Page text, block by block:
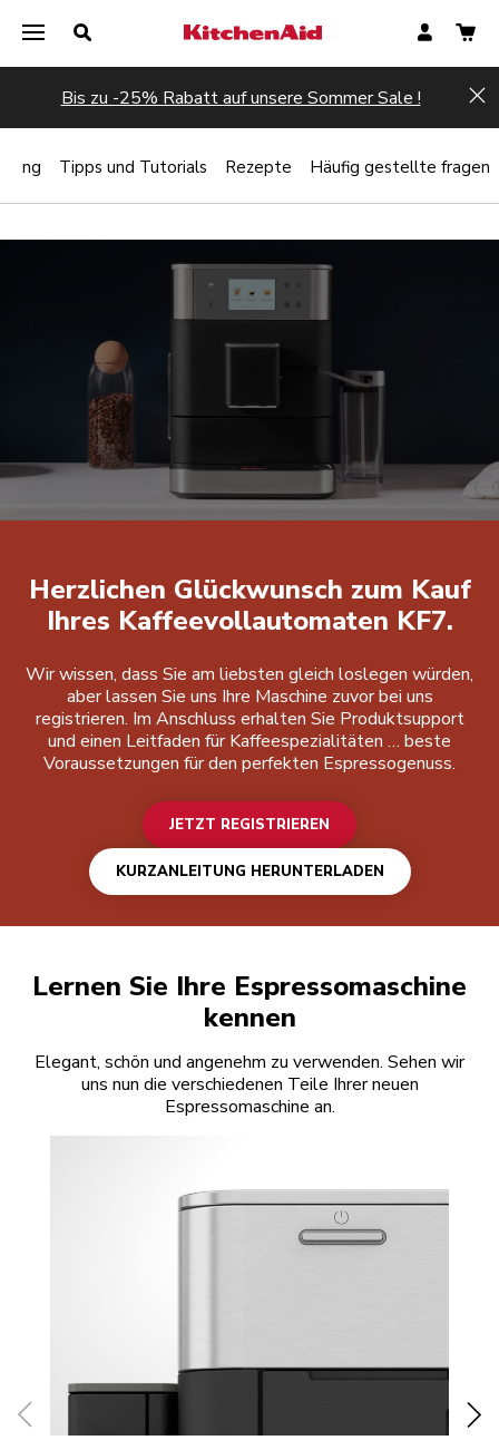
Bis zu -25% Rabatt auf unsere Sommer Sale !
Jetzt registrieren
Herzlichen Glückwunsch zum Kauf
Ihres Kaffeevollautomaten KF7.
Wir wissen, dass Sie am liebsten gleich loslegen würden,
aber lassen Sie uns Ihre Maschine zuvor bei uns
registrieren. Im Anschluss erhalten Sie Produktsupport
und einen Leitfaden für Kaffeespezialitäten … beste
Voraussetzungen für den perfekten Espressogenuss.
JETZT REGISTRIEREN
KURZANLEITUNG HERUNTERLADEN
Jetzt registrieren
Tipps und Tutorials Rezepte Häufig gestellte fragen
Lernen Sie Ihre Espressomaschine
kennen
Elegant, schön und angenehm zu verwenden. Sehen wir
uns nun die verschiedenen Teile Ihrer neuen
Espressomaschine an.